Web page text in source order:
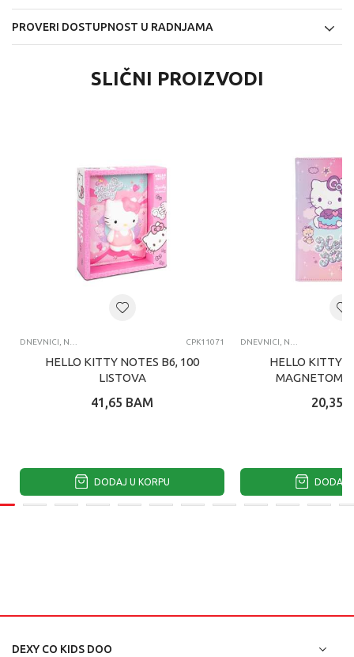
PROVERI DOSTUPNOST U RADNJAMA
SLIČNI PROIZVODI
DNEVNICI, NOTESI, AGENDE CPK11071
HELLO KITTY NOTES B6, 100
LISTOVA
41,65 BAM
DODAJ U KORPU
DNEVNICI, NOTESI, AGENDE
HELLO KITTY
MAGNETOM,
20,35
DODAJ
DEXY CO KIDS DOO